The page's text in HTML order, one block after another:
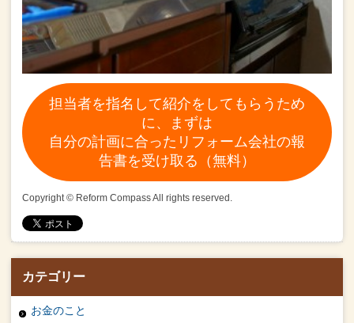
担当者を指名して紹介をしてもらうため
に、まずは
自分の計画に合ったリフォーム会社の報
告書を受け取る（無料）
Copyright © Reform Compass All rights reserved.
カテゴリー
お金のこと